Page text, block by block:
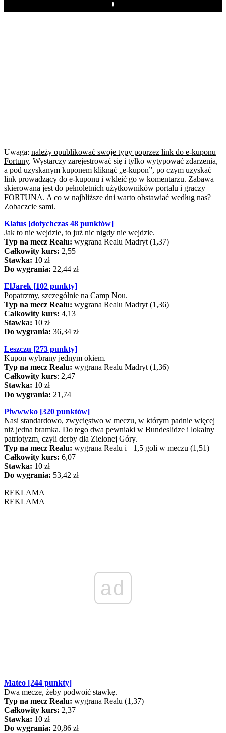
Play
Uwaga: należy opublikować swoje typy poprzez link do e-kuponu
Fortuny. Wystarczy zarejestrować się i tylko wytypować zdarzenia,
a pod uzyskanym kuponem kliknąć „e-kupon”, po czym uzyskać
link prowadzący do e-kuponu i wkleić go w komentarzu. Zabawa
skierowana jest do pełnoletnich użytkowników portalu i graczy
FORTUNA. A co w najbliższe dni warto obstawiać według nas?
Zobaczcie sami.
Klatus [dotychczas 48 punktów]
Jak to nie wejdzie, to już nic nigdy nie wejdzie.
Typ na mecz Realu: wygrana Realu Madryt (1,37)
Całkowity kurs: 2,55
Stawka: 10 zł
Do wygrania: 22,44 zł
ElJarek [102 punkty]
Popatrzmy, szczególnie na Camp Nou.
Typ na mecz Realu: wygrana Realu Madryt (1,36)
Całkowity kurs: 4,13
Stawka: 10 zł
Do wygrania: 36,34 zł
Leszczu [273 punkty]
Kupon wybrany jednym okiem.
Typ na mecz Realu: wygrana Realu Madryt (1,36)
Całkowity kurs: 2,47
Stawka: 10 zł
Do wygrania: 21,74
Piwwwko [320 punktów]
Nasi standardowo, zwycięstwo w meczu, w którym padnie więcej
niż jedna bramka. Do tego dwa pewniaki w Bundeslidze i lokalny
patriotyzm, czyli derby dla Zielonej Góry.
Typ na mecz Realu: wygrana Realu i +1,5 goli w meczu (1,51)
Całkowity kurs: 6,07
Stawka: 10 zł
Do wygrania: 53,42 zł
REKLAMA
REKLAMA
ad
Mateo [244 punkty]
Dwa mecze, żeby podwoić stawkę.
Typ na mecz Realu: wygrana Realu (1,37)
Całkowity kurs: 2,37
Stawka: 10 zł
Do wygrania: 20,86 zł